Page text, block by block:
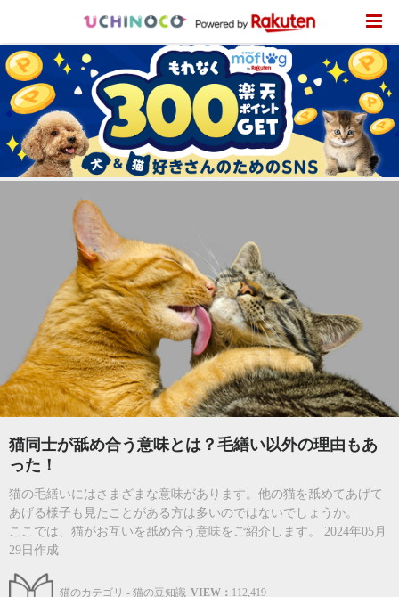
猫同士が舐め合う意味とは？毛繕い以外の理由もあ
った！
猫の毛繕いにはさまざまな意味があります。他の猫を舐めてあげて
あげる様子も見たことがある方は多いのではないでしょうか。
ここでは、猫がお互いを舐め合う意味をご紹介します。 2024年05月
29日作成
猫のカテゴリ - 猫の豆知識 VIEW： 112,419